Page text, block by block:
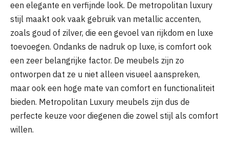
een elegante en verfijnde look. De metropolitan luxury
stijl maakt ook vaak gebruik van metallic accenten,
zoals goud of zilver, die een gevoel van rijkdom en luxe
toevoegen. Ondanks de nadruk op luxe, is comfort ook
een zeer belangrijke factor. De meubels zijn zo
ontworpen dat ze u niet alleen visueel aanspreken,
maar ook een hoge mate van comfort en functionaliteit
bieden. Metropolitan Luxury meubels zijn dus de
perfecte keuze voor diegenen die zowel stijl als comfort
willen.